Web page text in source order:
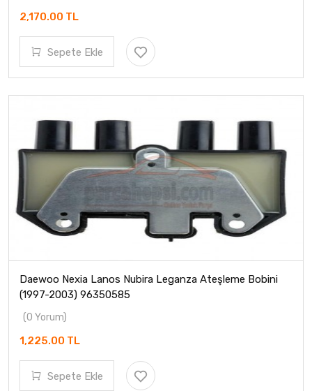
2,170.00 TL
Sepete Ekle
Daewoo Nexia Lanos Nubira Leganza Ateşleme Bobini
(1997-2003) 96350585
(0 Yorum)
1,225.00 TL
Sepete Ekle